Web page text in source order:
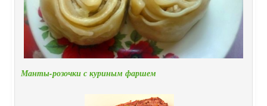
Манты-розочки с куриным фаршем